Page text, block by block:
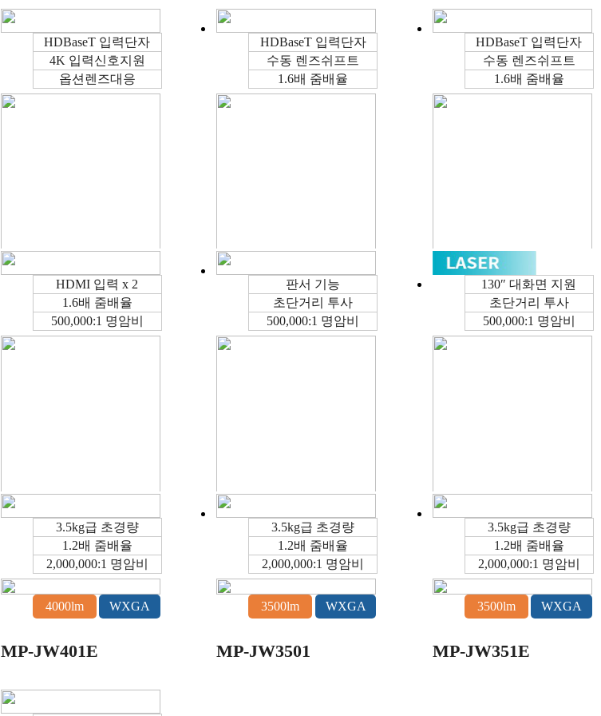
HDBaseT 입력단자
4K 입력신호지원
옵션렌즈대응
HDBaseT 입력단자
수동 렌즈쉬프트
1.6배 줌배율
HDBaseT 입력단자
수동 렌즈쉬프트
1.6배 줌배율
HDMI 입력 x 2
1.6배 줌배율
500,000:1 명암비
판서 기능
초단거리 투사
500,000:1 명암비
130″ 대화면 지원
초단거리 투사
500,000:1 명암비
3.5kg급 초경량
1.2배 줌배율
2,000,000:1 명암비
4000lm WXGA
MP-JW401E
3.5kg급 초경량
1.2배 줌배율
2,000,000:1 명암비
3500lm WXGA
MP-JW3501
3.5kg급 초경량
1.2배 줌배율
2,000,000:1 명암비
3500lm WXGA
MP-JW351E